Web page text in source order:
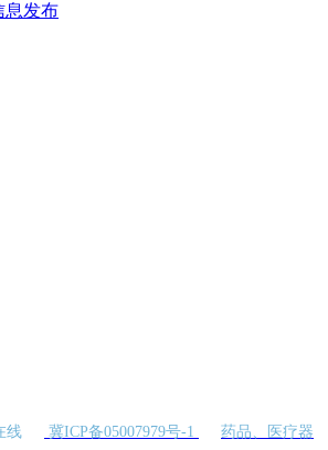
息发布
线 冀ICP备05007979号-1 药品、医疗器